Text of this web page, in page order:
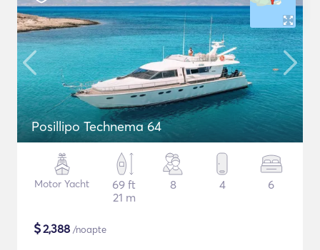
Posillipo Technema 64
Motor Yacht
69 ft
21 m
8 4 6
$2,388 /noapte